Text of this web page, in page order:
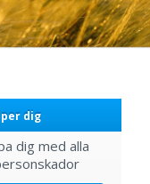
dig
dig med alla